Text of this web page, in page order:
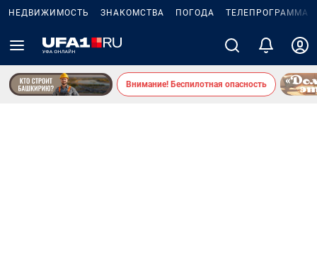
НЕДВИЖИМОСТЬ ЗНАКОМСТВА ПОГОДА ТЕЛЕПРОГРАММА
Внимание! Беспилотная опасность